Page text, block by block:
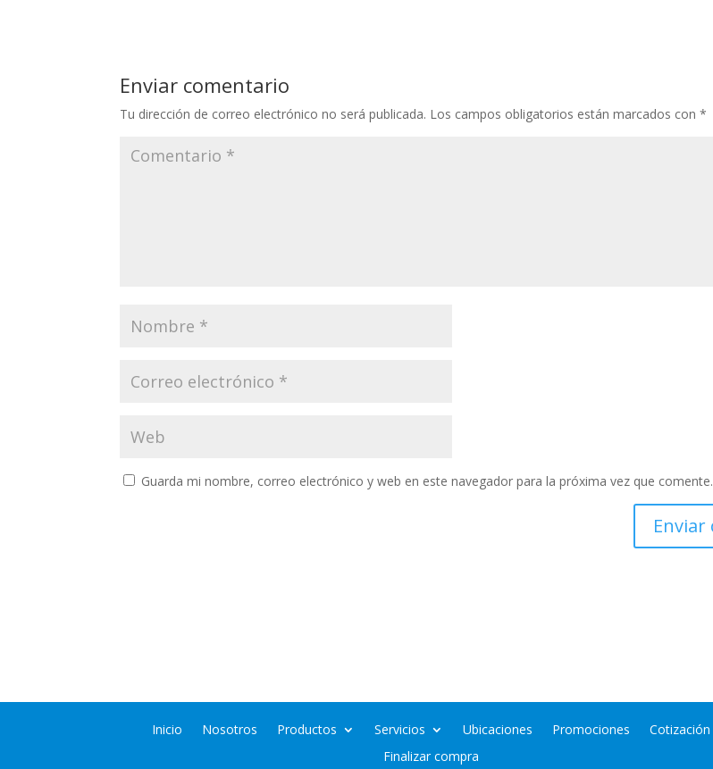
Enviar comentario
Tu dirección de correo electrónico no será publicada. Los campos obligatorios están marcados con*
Guarda mi nombre, correo electrónico y web en este navegador para la próxima vez que comente.
Inicio Nosotros Productos Servicios Ubicaciones Promociones
Cotización
Finalizar compra